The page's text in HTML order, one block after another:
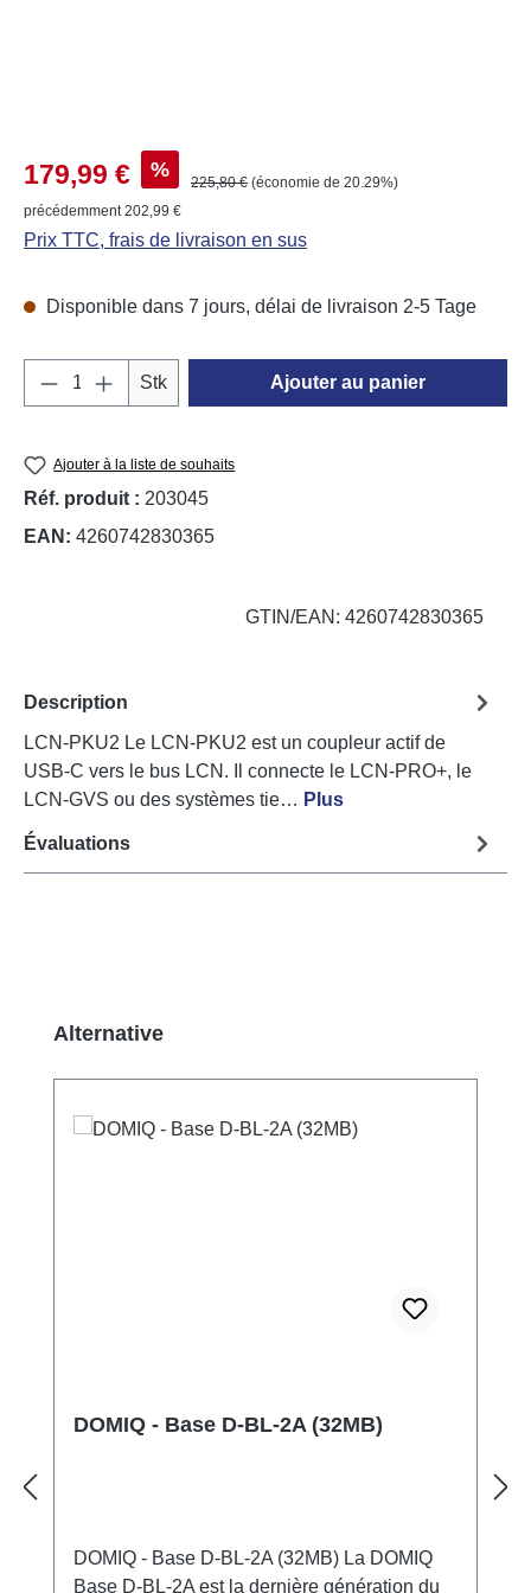
Prix de vente :
179,99 € % Prix régulier :
225,80 € (économie de 20.29%)
précédemment 202,99 €
Prix TTC, frais de livraison en sus
Disponible dans 7 jours, délai de livraison 2-5 Tage
Quantité de produit : Entrez la quantité
Stk Ajouter au panier
Ajouter à la liste de souhaits
Réf. produit : 203045
EAN: 4260742830365
GTIN/EAN: 4260742830365
Description
LCN-PKU2 Le LCN-PKU2 est un coupleur actif de
USB-C vers le bus LCN. Il connecte le LCN-PRO+, le
LCN-GVS ou des systèmes tie… Plus
Évaluations
Ignorer la galerie de produits
Alternative
DOMIQ - Base D-BL-2A (32MB)
DOMIQ - Base D-BL-2A (32MB) La DOMIQ
Base D-BL-2A est la dernière génération du